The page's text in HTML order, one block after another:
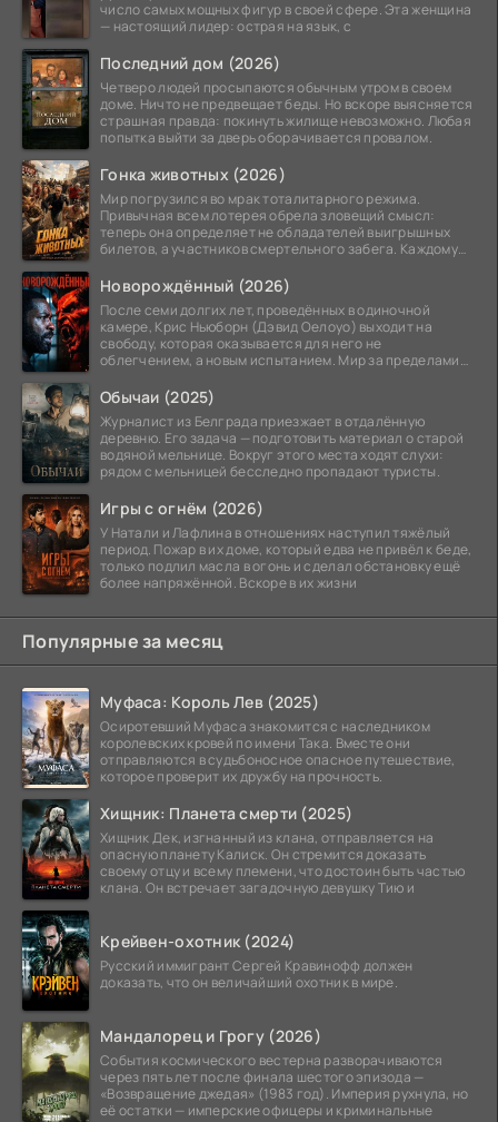
число самых мощных фигур в своей сфере. Эта женщина
— настоящий лидер: острая на язык, с
Последний дом (2026)
Четверо людей просыпаются обычным утром в своем
доме. Ничто не предвещает беды. Но вскоре выясняется
страшная правда: покинуть жилище невозможно. Любая
попытка выйти за дверь оборачивается провалом.
Гонка животных (2026)
Мир погрузился во мрак тоталитарного режима.
Привычная всем лотерея обрела зловещий смысл:
теперь она определяет не обладателей выигрышных
билетов, а участников смертельного забега. Каждому
Новорождённый (2026)
После семи долгих лет, проведённых в одиночной
камере, Крис Ньюборн (Дэвид Оелоуо) выходит на
свободу, которая оказывается для него не
облегчением, а новым испытанием. Мир за пределами
Обычаи (2025)
Журналист из Белграда приезжает в отдалённую
деревню. Его задача — подготовить материал о старой
водяной мельнице. Вокруг этого места ходят слухи:
рядом с мельницей бесследно пропадают туристы.
Игры с огнём (2026)
У Натали и Лафлина в отношениях наступил тяжёлый
период. Пожар в их доме, который едва не привёл к беде,
только подлил масла в огонь и сделал обстановку ещё
более напряжённой. Вскоре в их жизни
Популярные за месяц
Муфаса: Король Лев (2025)
Осиротевший Муфаса знакомится с наследником
королевских кровей по имени Така. Вместе они
отправляются в судьбоносное опасное путешествие,
которое проверит их дружбу на прочность.
Хищник: Планета смерти (2025)
Хищник Дек, изгнанный из клана, отправляется на
опасную планету Калиск. Он стремится доказать
своему отцу и всему племени, что достоин быть частью
клана. Он встречает загадочную девушку Тию и
Крейвен-охотник (2024)
Русский иммигрант Сергей Кравинофф должен
доказать, что он величайший охотник в мире.
Мандалорец и Грогу (2026)
События космического вестерна разворачиваются
через пять лет после финала шестого эпизода —
«Возвращение джедая» (1983 год). Империя рухнула, но
её остатки — имперские офицеры и криминальные